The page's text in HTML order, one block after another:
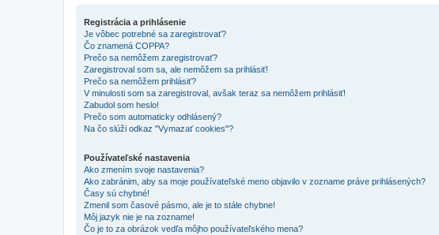
Registrácia a prihlásenie
Je vôbec potrebné sa zaregistrovať?
Čo znamená COPPA?
Prečo sa nemôžem zaregistrovať?
Zaregistroval som sa, ale nemôžem sa prihlásiť!
Prečo sa nemôžem prihlásiť?
V minulosti som sa zaregistroval, avšak teraz sa nemôžem prihlásiť!
Zabudol som heslo!
Prečo som automaticky odhlásený?
Na čo slúži odkaz "Vymazať cookies"?
Používateľské nastavenia
Ako zmením svoje nastavenia?
Ako zabránim, aby sa moje používateľské meno objavilo v zozname práve prihlásených?
Časy sú chybné!
Zmenil som časové pásmo, ale je to stále chybne!
Môj jazyk nie je na zozname!
Čo je to za obrázok vedľa môjho používateľského mena?